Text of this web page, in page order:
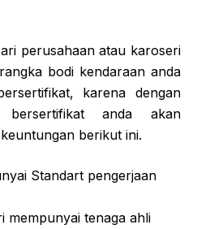
perusahaan atau karoseri
bodi kendaraan anda
karena dengan
bersertifikat anda akan
berikut ini.
Standart pengerjaan
mempunyai tenaga ahli